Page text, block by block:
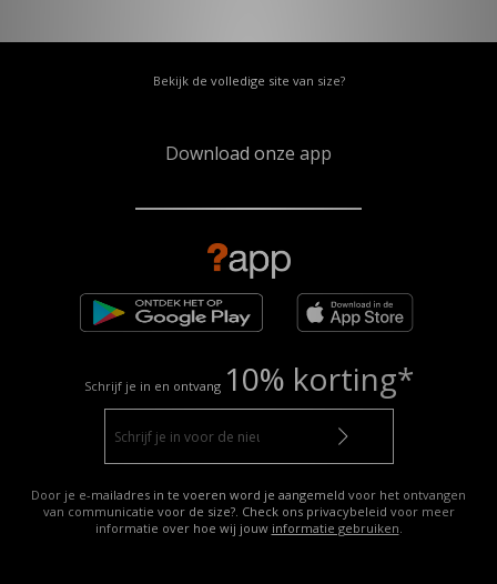
Bekijk de volledige site van size?
Download onze app
Schrijf je in en ontvang 10% korting*
Door je e-mailadres in te voeren word je aangemeld voor het ontvangen
van communicatie voor de size?. Check ons privacybeleid voor meer
informatie over hoe wij jouw informatie gebruiken.